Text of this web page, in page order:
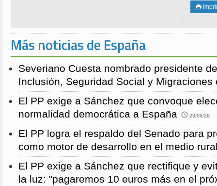

Más noticias de España
Severiano Cuesta nombrado presidente
Inclusión, Seguridad Social y Migraciones
El PP exige a Sánchez que convoque
normalidad democrática a España
29/06/26
El PP logra el respaldo del Senado para
como motor de desarrollo en el medio
El PP exige a Sánchez que rectifique y
la luz: "pagaremos 10 euros más en el